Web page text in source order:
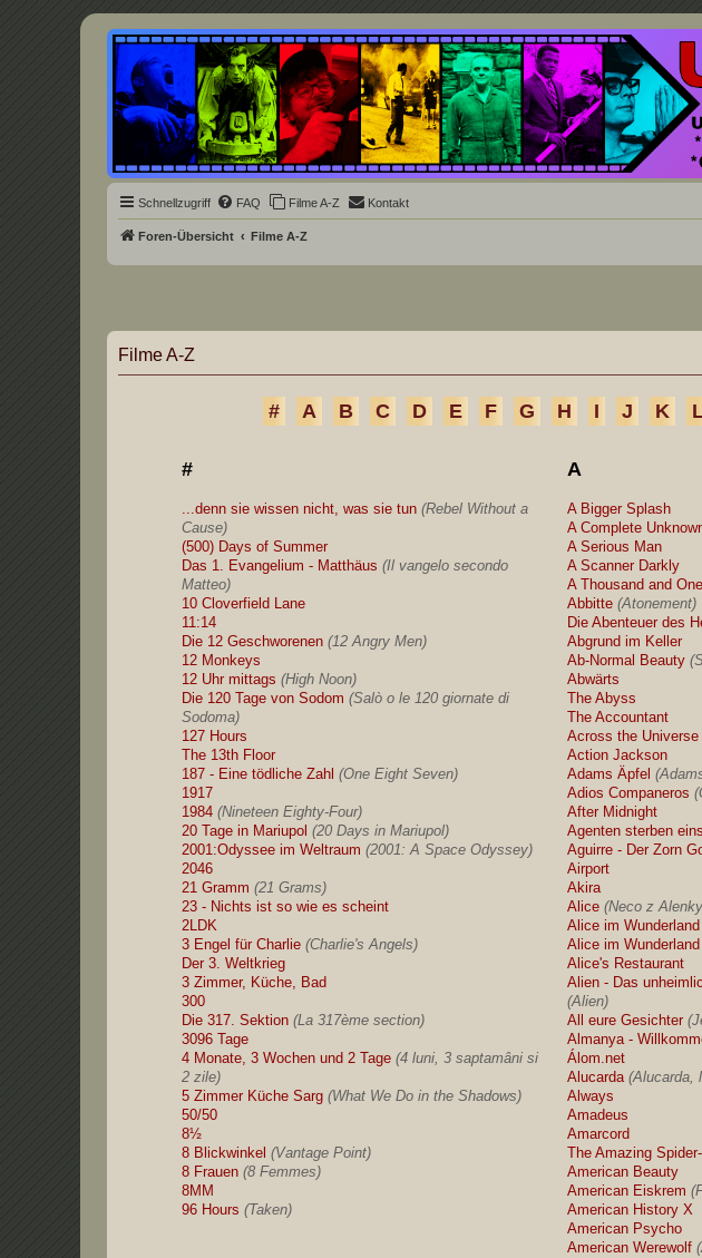
Underground Film Community
Die Underground Film Community ist ein deutschsprachiges Filmforum und ein Paradies für Cineasten und
Schnellzugriff FAQ Filme A-Z Kontakt
Foren-Übersicht Filme A-Z
Filme A-Z
# A B C D E F G H I J K
#
...denn sie wissen nicht, was sie tun (Rebel Without a
Cause)
(500) Days of Summer
Das 1. Evangelium - Matthäus (Il vangelo secondo
Matteo)
10 Cloverfield Lane
11:14
Die 12 Geschworenen (12 Angry Men)
12 Monkeys
12 Uhr mittags (High Noon)
Die 120 Tage von Sodom (Salò o le 120 giornate di
Sodoma)
127 Hours
The 13th Floor
187 - Eine tödliche Zahl (One Eight Seven)
1917
1984 (Nineteen Eighty-Four)
20 Tage in Mariupol (20 Days in Mariupol)
2001:Odyssee im Weltraum (2001: A Space Odyssey)
2046
21 Gramm (21 Grams)
23 - Nichts ist so wie es scheint
2LDK
3 Engel für Charlie (Charlie's Angels)
Der 3. Weltkrieg
3 Zimmer, Küche, Bad
300
Die 317. Sektion (La 317ème section)
3096 Tage
4 Monate, 3 Wochen und 2 Tage (4 luni, 3 saptamâni si
2 zile)
5 Zimmer Küche Sarg (What We Do in the Shadows)
50/50
8½
8 Blickwinkel (Vantage Point)
8 Frauen (8 Femmes)
8MM
96 Hours (Taken)
A
A Bigger Splash
A Complete
A Serious Man
A Scanner Darkly
A Thousand and One
Abbitte (Atonement)
Die Abenteuer des
Abgrund im Keller
Ab-Normal Beauty
Abwärts
The Abyss
The Accountant
Across the Universe
Action Jackson
Adams Äpfel
Adios Companeros
After Midnight
Agenten sterben
Aguirre - Der Zorn
Airport
Akira
Alice (Neco z
Alice im Wunderland
Alice im Wunderland
Alice's Restaurant
Alien - Das
(Alien)
All eure Gesichter
Almanya -
Álom.net
Alucarda (Alucarda,
Always
Amadeus
Amarcord
The Amazing
American Beauty
American Eiskrem
American History X
American Psycho
American Werewolf